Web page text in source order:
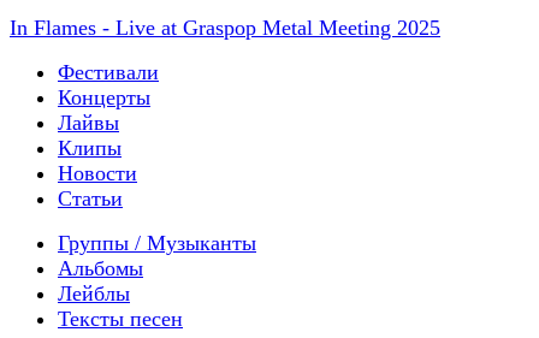
In Flames - Live at Graspop Metal Meeting 2025
Фестивали
Концерты
Лайвы
Клипы
Новости
Статьи
Группы / Музыканты
Альбомы
Лейблы
Тексты песен